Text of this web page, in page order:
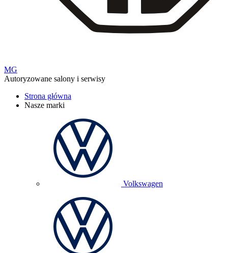
MG
Autoryzowane salony i serwisy
Strona główna
Nasze marki
Volkswagen